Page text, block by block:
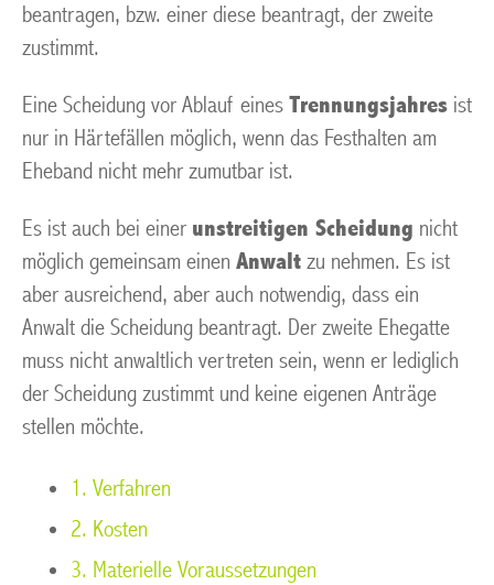
beantragen, bzw. einer diese beantragt, der zweite
zustimmt.
Eine Scheidung vor Ablauf eines Trennungsjahres ist
nur in Härtefällen möglich, wenn das Festhalten am
Eheband nicht mehr zumutbar ist.
Es ist auch bei einer unstreitigen Scheidung nicht
möglich gemeinsam einen Anwalt zu nehmen. Es ist
aber ausreichend, aber auch notwendig, dass ein
Anwalt die Scheidung beantragt. Der zweite Ehegatte
muss nicht anwaltlich vertreten sein, wenn er lediglich
der Scheidung zustimmt und keine eigenen Anträge
stellen möchte.
1. Verfahren
2. Kosten
3. Materielle Voraussetzungen